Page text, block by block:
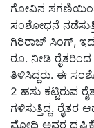
ಗೋವಿನ ಸಗಣಿಯಿಂದ
ಸಂಶೋಧನೆ
ಗಿರಿರಾಜ್ ಸಿಂಗ್,
ರೂ. ನೀಡಿ
ತಿಳಿಸಿದ್ದರು. ಈ
2 ಹಸು ಕಟ್ಟಿರುವ
ಗಳಿಸುತ್ತಿದ್ದ.
ಮೋದಿ ಅವರ